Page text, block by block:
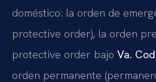
doméstico: la orden de
protective order), la orden
protective order bajo Va.
orden permanente